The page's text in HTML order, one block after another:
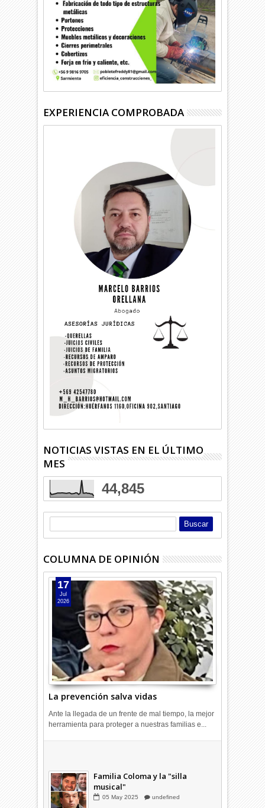
EXPERIENCIA COMPROBADA
NOTICIAS VISTAS EN EL ÚLTIMO
MES
44,845
COLUMNA DE OPINIÓN
La prevención salva vidas
17
Jul
2026
Ante la llegada de un frente de mal tiempo, la mejor
herramienta para proteger a nuestras familias e...
Abr 2026 undefined
Familia Coloma y la "silla